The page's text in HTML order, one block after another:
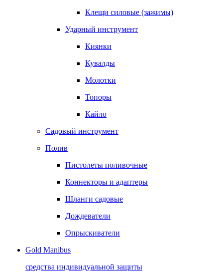
Клещи силовые (зажимы)
Ударный инструмент
Киянки
Кувалды
Молотки
Топоры
Кайло
Садовый инструмент
Полив
Пистолеты поливочные
Коннекторы и адаптеры
Шланги садовые
Дождеватели
Опрыскиватели
Gold Manibus
средства индивидуальной защиты